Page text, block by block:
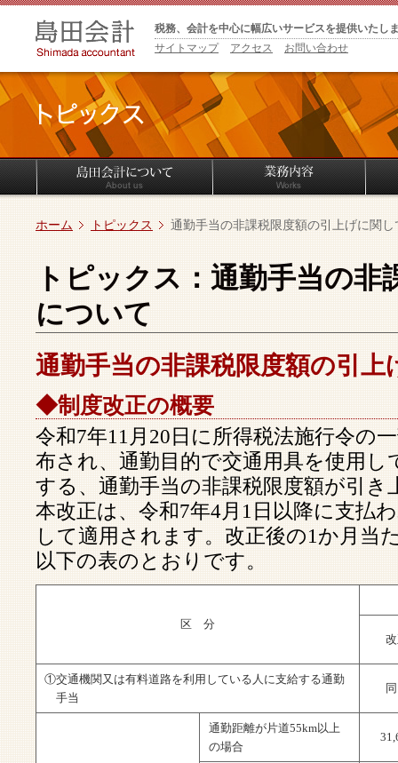
税務、会計を中心に幅広いサービスを提供いたし
サイトマップ
アクセス お問い合わせ
ホーム トピックス 通勤手当の非課税限度額の引上げに関し
トピックス：通勤手当の非
について
通勤手当の非課税限度額の引上
◆制度改正の概要
令和7年11月20日に所得税法施行令の
布され、通勤目的で交通用具を使用し
する、通勤手当の非課税限度額が引き
本改正は、令和7年4月1日以降に支払
して適用されます。改正後の1か月当
以下の表のとおりです。
区 分
①交通機関又は有料道路を利用している人に支給する通勤
手当
通勤距離が片道55km以上
の場合